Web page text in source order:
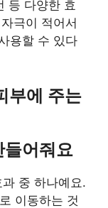
등 다양한 효
극이 적어서
용할 수 있다
부에 주는
어줘요
중 하나예요.
이동하는 것